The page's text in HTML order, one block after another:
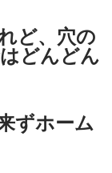
ど、穴の
どんどん
ずホーム